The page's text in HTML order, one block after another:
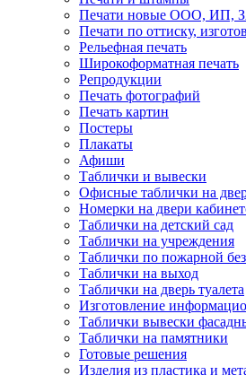
Печати новые ООО, ИП,
Печати по оттиску,
Рельефная печать
Широкоформатная печать
Репродукции
Печать фотографий
Печать картин
Постеры
Плакаты
Афиши
Таблички и вывески
Офисные таблички на
Номерки на двери
Таблички на детский сад
Таблички на учреждения
Таблички по пожарной
Таблички на выход
Таблички на дверь туалета
Изготовление
Таблички вывески
Таблички на памятники
Готовые решения
Изделия из пластика и